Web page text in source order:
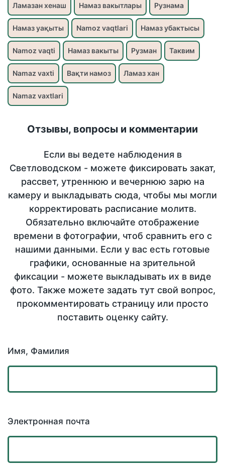
Ламазан хенаш Намаз вакытлары Рузнама
Намаз уақыты Namoz vaqtlari Намаз убактысы
Namoz vaqti Намаз вакыты Рузман Таквим
Namaz vaxti Вақти намоз Ламаз хан
Namaz vaxtlari
Отзывы, вопросы и комментарии
Если вы ведете наблюдения в
Светловодском - можете фиксировать закат,
рассвет, утреннюю и вечернюю зарю на
камеру и выкладывать сюда, чтобы мы могли
корректировать расписание молитв.
Обязательно включайте отображение
времени в фотографии, чтоб сравнить его с
нашими данными. Если у вас есть готовые
графики, основанные на зрительной
фиксации - можете выкладывать их в виде
фото. Также можете задать тут свой вопрос,
прокомментировать страницу или просто
поставить оценку сайту.
Имя, Фамилия
Электронная почта